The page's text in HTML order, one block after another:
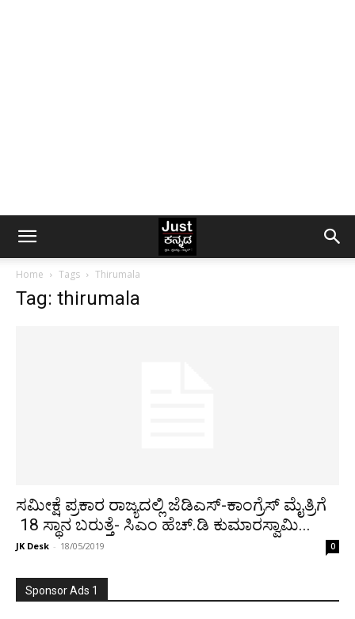
Home Tags Thirumala
Tag: thirumala
ಸಮೀಕ್ಷೆ ಪ್ರಕಾರ ರಾಜ್ಯದಲ್ಲಿ ಜೆಡಿಎಸ್-ಕಾಂಗ್ರೆಸ್ ಮೈತ್ರಿಗೆ
18 ಸ್ಥಾನ ಬರುತ್ತೆ- ಸಿಎಂ ಹೆಚ್.ಡಿ ಕುಮಾರಸ್ವಾಮಿ...
JK Desk - 18/05/2019 0
Sponsor Ads 1